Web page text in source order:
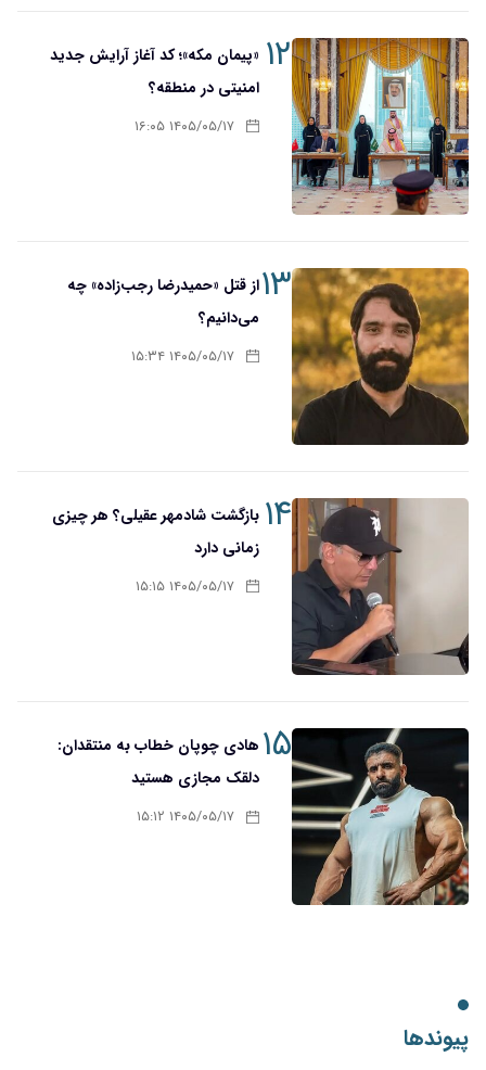
۱۲ «پیمان مکه»؛ کد آغاز آرایش جدید
امنیتی در منطقه؟
۱۴۰۵/۰۵/۱۷ ۱۶:۰۵
۱۳از قتل «حمیدرضا رجب‌زاده» چه
می‌دانیم؟
۱۴۰۵/۰۵/۱۷ ۱۵:۳۴
۱۴ بازگشت شادمهر عقیلی؟ هر چیزی
زمانی دارد
۱۴۰۵/۰۵/۱۷ ۱۵:۱۵
۱۵ هادی چوپان خطاب به منتقدان:
دلقک مجازی هستید
۱۴۰۵/۰۵/۱۷ ۱۵:۱۲
پیوندها